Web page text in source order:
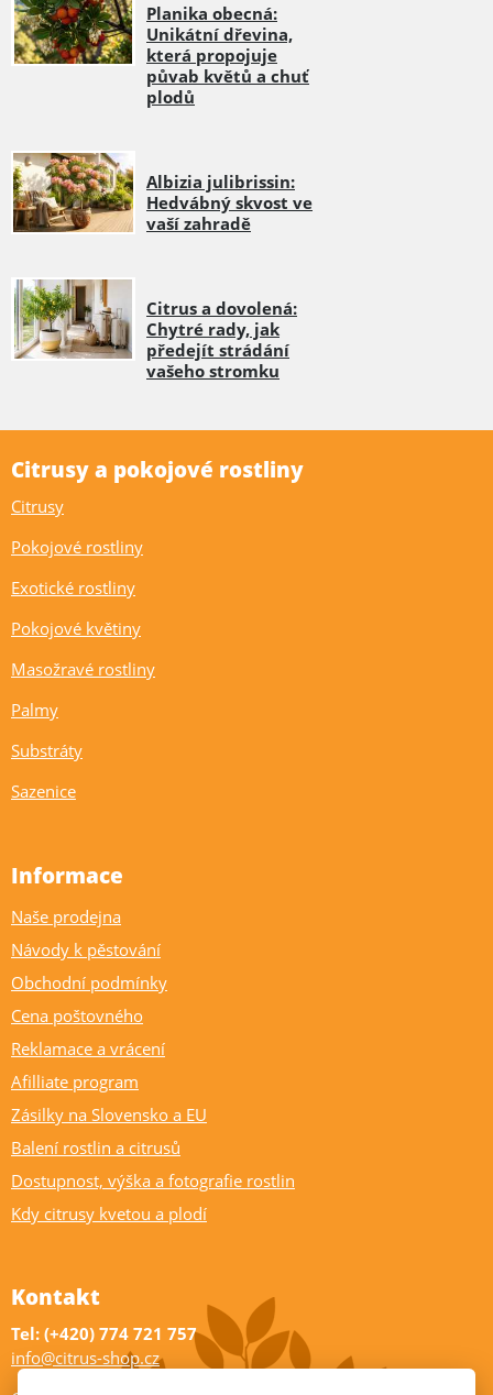
Planika obecná:
Unikátní dřevina,
která propojuje
půvab květů a chuť
plodů
Albizia julibrissin:
Hedvábný skvost ve
vaší zahradě
Citrus a dovolená:
Chytré rady, jak
předejít strádání
vašeho stromku
Citrusy a pokojové rostliny
Citrusy
Pokojové rostliny
Exotické rostliny
Pokojové květiny
Masožravé rostliny
Palmy
Substráty
Sazenice
Informace
Naše prodejna
Návody k pěstování
Obchodní podmínky
Cena poštovného
Reklamace a vrácení
Afilliate program
Zásilky na Slovensko a EU
Balení rostlin a citrusů
Dostupnost, výška a fotografie rostlin
Kdy citrusy kvetou a plodí
Kontakt
Tel: (+420) 774 721 757
info@citrus-shop.cz